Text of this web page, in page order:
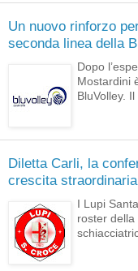
Un nuovo rinforzo
seconda linea della
Dopo
Mostardini
BluVolley.
Diletta Carli, la
crescita straordinaria
I Lupi
roster della